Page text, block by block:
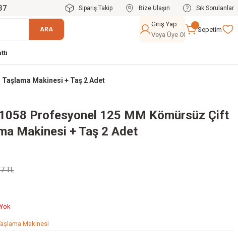
Sipariş Takip Bize Ulaşın Sık Sorulanlar
ARA
Giriş Yap
Veya Üye Ol
Sepetim
Makinesi + Taş 2 Adet
Profesyonel 125 MM Kömürsüz Çift
Makinesi + Taş 2 Adet
TL
Makinesi